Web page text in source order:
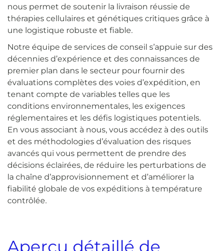
nous permet de soutenir la livraison réussie de
thérapies cellulaires et génétiques critiques grâce à
une logistique robuste et fiable.
Notre équipe de services de conseil s’appuie sur des
décennies d’expérience et des connaissances de
premier plan dans le secteur pour fournir des
évaluations complètes des voies d’expédition, en
tenant compte de variables telles que les
conditions environnementales, les exigences
réglementaires et les défis logistiques potentiels.
En vous associant à nous, vous accédez à des outils
et des méthodologies d’évaluation des risques
avancés qui vous permettent de prendre des
décisions éclairées, de réduire les perturbations de
la chaîne d’approvisionnement et d’améliorer la
fiabilité globale de vos expéditions à température
contrôlée.
Aperçu détaillé de